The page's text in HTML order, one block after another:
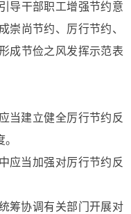
导干部职工增强节约意
崇尚节约、厉行节约、
成节俭之风发挥示范表
当建立健全厉行节约反
应当加强对厉行节约反
筹协调有关部门开展对